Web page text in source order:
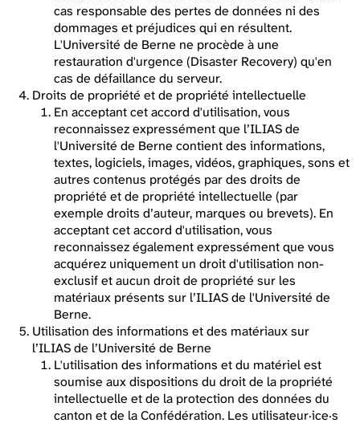
cas responsable des pertes de données ni des
dommages et préjudices qui en résultent.
L'Université de Berne ne procède à une
restauration d'urgence (Disaster Recovery) qu'en
cas de défaillance du serveur.
Droits de propriété et de propriété intellectuelle
En acceptant cet accord d'utilisation, vous
reconnaissez expressément que l’ILIAS de
l'Université de Berne contient des informations,
textes, logiciels, images, vidéos, graphiques, sons et
autres contenus protégés par des droits de
propriété et de propriété intellectuelle (par
exemple droits d’auteur, marques ou brevets). En
acceptant cet accord d'utilisation, vous
reconnaissez également expressément que vous
acquérez uniquement un droit d'utilisation non-
exclusif et aucun droit de propriété sur les
matériaux présents sur l’ILIAS de l'Université de
Berne.
Utilisation des informations et des matériaux sur
l’ILIAS de l’Université de Berne
L'utilisation des informations et du matériel est
soumise aux dispositions du droit de la propriété
intellectuelle et de la protection des données du
canton et de la Confédération. Les utilisateur·ice·s